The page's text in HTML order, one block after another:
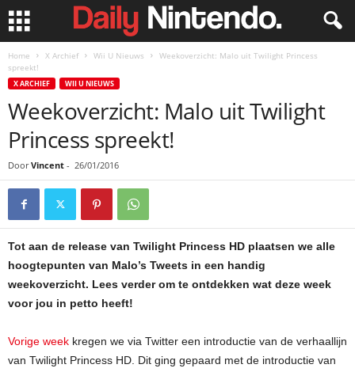
Home X Archief Wii U Nieuws
Weekoverzicht: Malo uit Twilight Princess
spreekt!
X ARCHIEF WII U NIEUWS
Weekoverzicht: Malo uit Twilight
Princess spreekt!
Door Vincent - 26/01/2016
Tot aan de release van Twilight Princess HD plaatsen we alle
hoogtepunten van Malo’s Tweets in een handig
weekoverzicht. Lees verder om te ontdekken wat deze week
voor jou in petto heeft!
Vorige week kregen we via Twitter een introductie van de verhaallijn
van Twilight Princess HD. Dit ging gepaard met de introductie van